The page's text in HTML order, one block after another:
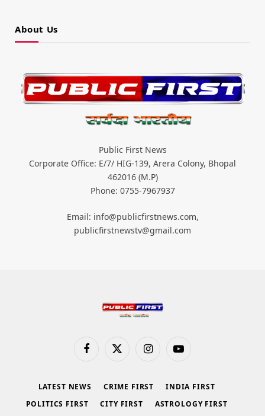
About Us
Public First News
Corporate Office: E/7/ HIG-139, Arera Colony, Bhopal
462016 (M.P)
Phone: 0755-7967937
Email: info@publicfirstnews.com,
publicfirstnewstv@gmail.com
FacebookX
InstagramYouTube
LATEST NEWS CRIME FIRST
INDIA FIRST
POLITICS FIRST
CITY FIRST
ASTROLOGY FIRST